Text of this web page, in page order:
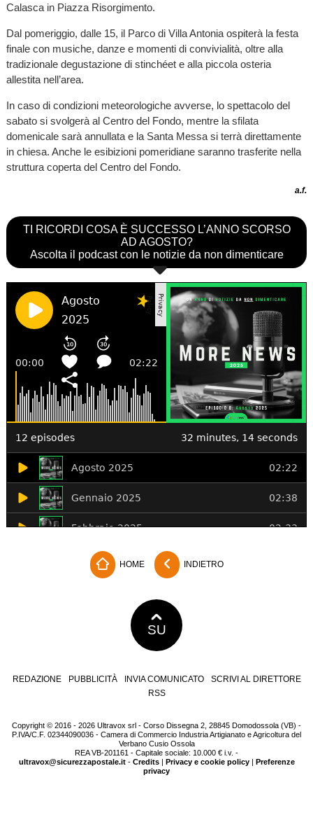
Calasca in Piazza Risorgimento.
Dal pomeriggio, dalle 15, il Parco di Villa Antonia ospiterà la festa
finale con musiche, danze e momenti di convivialità, oltre alla
tradizionale degustazione di stinchéet e alla piccola osteria
allestita nell’area.
In caso di condizioni meteorologiche avverse, lo spettacolo del
sabato si svolgerà al Centro del Fondo, mentre la sfilata
domenicale sarà annullata e la Santa Messa si terrà direttamente
in chiesa. Anche le esibizioni pomeridiane saranno trasferite nella
struttura coperta del Centro del Fondo.
a.f.
TI RICORDI COSA È SUCCESSO L’ANNO SCORSO
AD AGOSTO?
Ascolta il podcast con le notizie da non dimenticare
HOME INDIETRO
SU
REDAZIONE PUBBLICITÀ INVIA COMUNICATO
SCRIVI AL DIRETTORE
RSS
Copyright © 2016 - 2026 Ultravox srl - Corso Dissegna 2, 28845 Domodossola (VB) -
P.IVA/C.F. 02344090036 - Camera di Commercio Industria Artigianato e Agricoltura del
Verbano Cusio Ossola
REA VB-201161 - Capitale sociale: 10.000 € i.v. -
ultravox@sicurezzapostale.it- Credits| Privacy e cookie policy| Preferenze
privacy